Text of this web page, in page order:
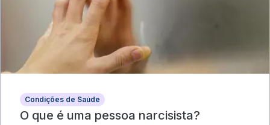
Condições de Saúde
O que é uma pessoa narcisista?